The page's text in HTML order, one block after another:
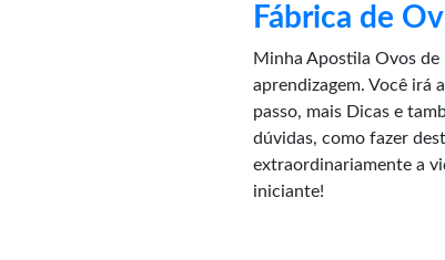
Fábrica de
Minha Apostila Ovos de
aprendizagem. Você irá
passo, mais Dicas e
dúvidas, como fazer
extraordinariamente a
iniciante!